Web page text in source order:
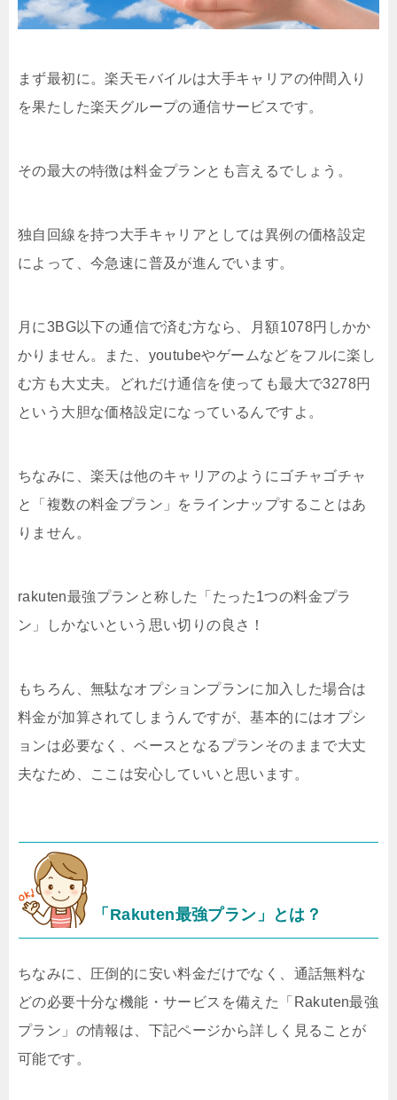
まず最初に。楽天モバイルは大手キャリアの仲間入り
を果たした楽天グループの通信サービスです。
その最大の特徴は料金プランとも言えるでしょう。
独自回線を持つ大手キャリアとしては異例の価格設定
によって、今急速に普及が進んでいます。
月に3BG以下の通信で済む方なら、月額1078円しかか
かりません。また、youtubeやゲームなどをフルに楽し
む方も大丈夫。どれだけ通信を使っても最大で3278円
という大胆な価格設定になっているんですよ。
ちなみに、楽天は他のキャリアのようにゴチャゴチャ
と「複数の料金プラン」をラインナップすることはあ
りません。
rakuten最強プランと称した「たった1つの料金プラ
ン」しかないという思い切りの良さ！
もちろん、無駄なオプションプランに加入した場合は
料金が加算されてしまうんですが、基本的にはオプシ
ョンは必要なく、ベースとなるプランそのままで大丈
夫なため、ここは安心していいと思います。
「Rakuten最強プラン」とは？
ちなみに、圧倒的に安い料金だけでなく、通話無料な
どの必要十分な機能・サービスを備えた「Rakuten最強
プラン」の情報は、下記ページから詳しく見ることが
可能です。